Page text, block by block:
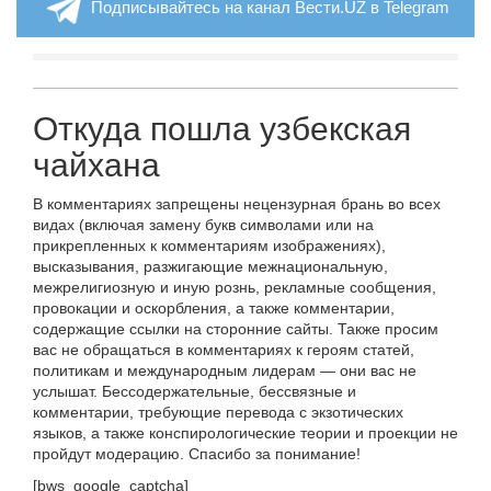
Подписывайтесь на канал Вести.UZ в Telegram
Откуда пошла узбекская
чайхана
В комментариях запрещены нецензурная брань во всех
видах (включая замену букв символами или на
прикрепленных к комментариям изображениях),
высказывания, разжигающие межнациональную,
межрелигиозную и иную рознь, рекламные сообщения,
провокации и оскорбления, а также комментарии,
содержащие ссылки на сторонние сайты. Также просим
вас не обращаться в комментариях к героям статей,
политикам и международным лидерам — они вас не
услышат. Бессодержательные, бессвязные и
комментарии, требующие перевода с экзотических
языков, а также конспирологические теории и проекции не
пройдут модерацию. Спасибо за понимание!
[bws_google_captcha]